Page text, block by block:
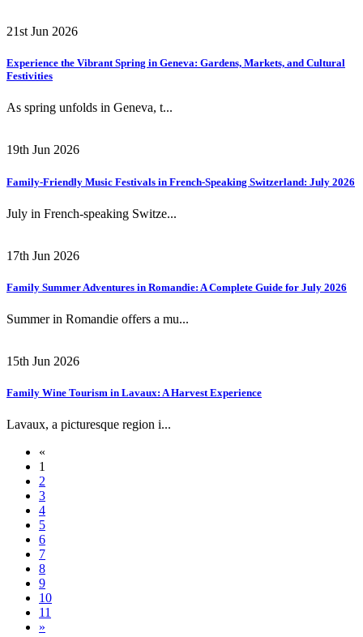
21st Jun 2026
Experience the Vibrant Spring in Geneva: Gardens, Markets, and Cultural
Festivities
As spring unfolds in Geneva, t...
19th Jun 2026
Family-Friendly Music Festivals in French-Speaking Switzerland: July 2026
July in French-speaking Switze...
17th Jun 2026
Family Summer Adventures in Romandie: A Complete Guide for July 2026
Summer in Romandie offers a mu...
15th Jun 2026
Family Wine Tourism in Lavaux: A Harvest Experience
Lavaux, a picturesque region i...
«
1
2
3
4
5
6
7
8
9
10
11
»